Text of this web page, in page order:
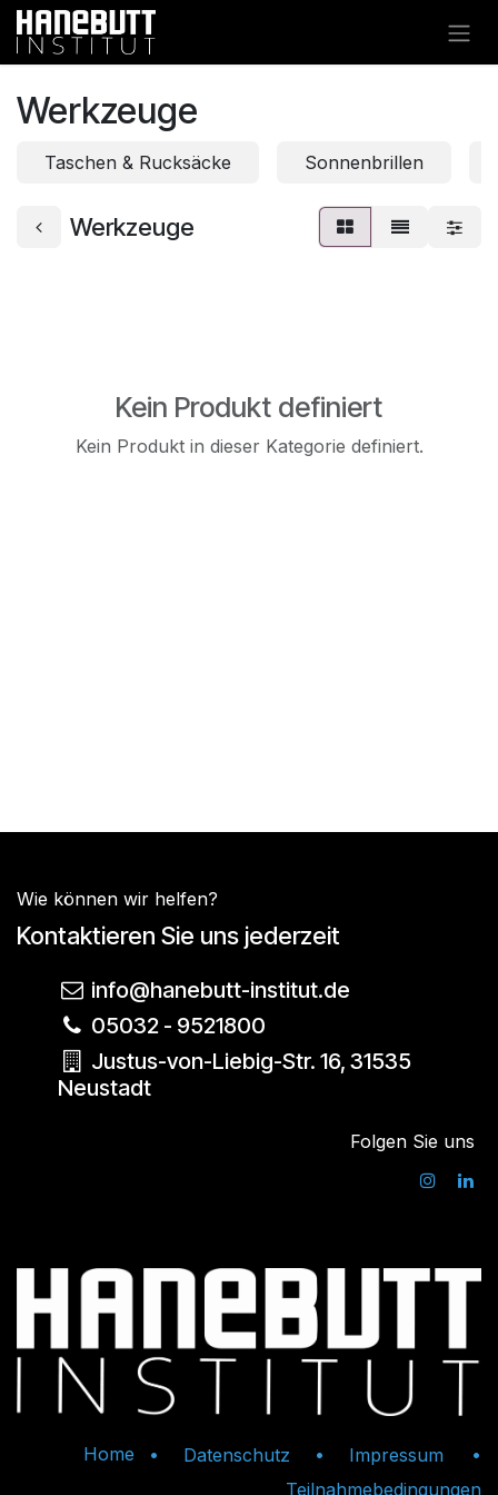
Zum Inhalt springen
Werkzeuge
Taschen & Rucksäcke Sonnenbrillen
Werkzeuge
Kein Produkt definiert
Kein Produkt in dieser Kategorie definiert.
Wie können wir helfen?
Kontaktieren Sie uns jederzeit
info@hanebutt-institut.de
05032 - 9521800
Justus-von-Liebig-Str. 16, 31535
Neustadt
Folgen Sie uns
Home • Datenschutz • Impressum
•
Teilnahmebedingungen